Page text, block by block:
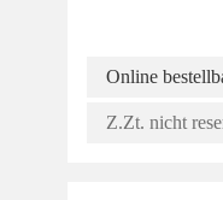
Online
Z.Zt. nicht